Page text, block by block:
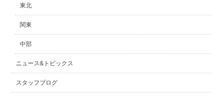
東北
関東
中部
ニュース&トピックス
スタッフブログ